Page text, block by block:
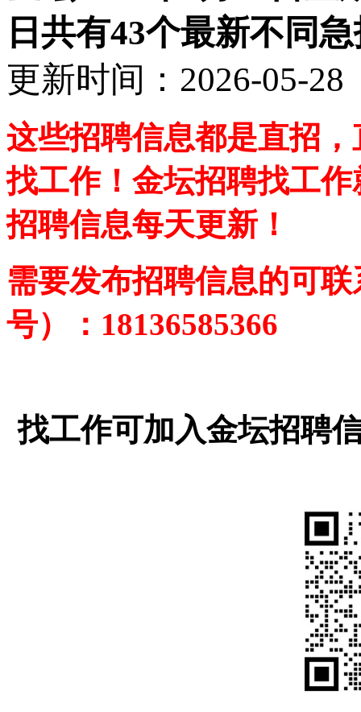
日共有43个最新不同
更新时间：2026-05-
这些招聘信息都是直招
找工作！金坛招聘找工
招聘信息每天更新！
需要发布招聘信息的可
号） ：18136585366
找工作可加入金坛招聘